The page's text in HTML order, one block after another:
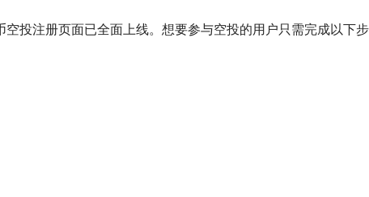
投注册页面已全面上线。想要参与空投的用户只需完成以下